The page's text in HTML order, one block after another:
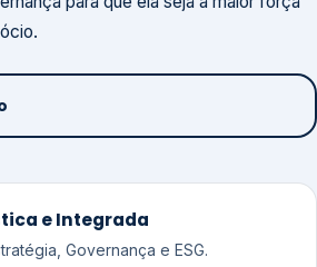
e Integrada
Governança e ESG.